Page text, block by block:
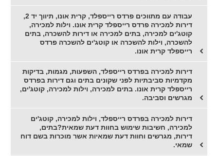
עבודה עם מתווכים פרדס רייספלד, קרית אונו, תיווך יד 2,
דירות למכירה פרדס רייספלד קרית אונו. וילות למכירה,
קוטג'ים למכירה, בתים למכירה או דירות להשכרה, בתים
להשכרה, וילות להשכרה או קוטג'ים להשכרה פרדס
רייספלד קרית אונו.
דירות למכירה בפרדס רייספלד, השפעות, מגמות, בדיקות
מקדמיות סביבתיות לפני שקונים בתים וגם דירות בפרדס
רייספלד קרית אונו. בתים למכירה, וילות למכירה, קוטג'ים,
מגרשים וסביבה.
דירות למכירה בפרדס רייספלד, וילות למכירה, קוטג'ים
למכירה, חשיבות שימוש בחוות דעת שמאית?בתים,
דירות, מגרשים וחוות דעת שמאיות אשר מוכרות בשם דוח
שמאי.